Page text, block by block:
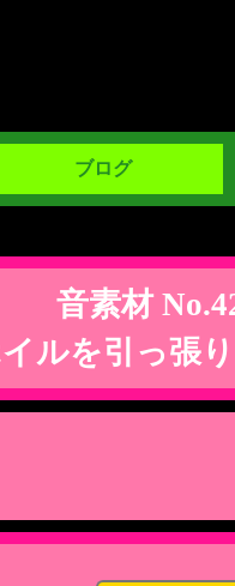
ブログ
音素材
ルを引っ張